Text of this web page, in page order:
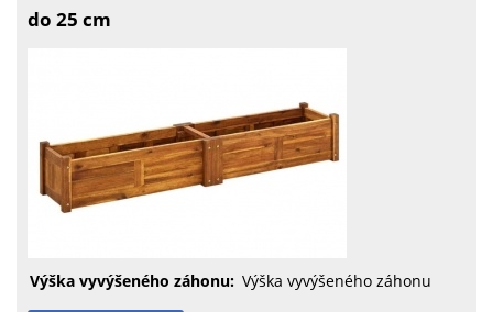
do 25 cm
Výška vyvýšeného záhonu: Výška vyvýšeného záhonu